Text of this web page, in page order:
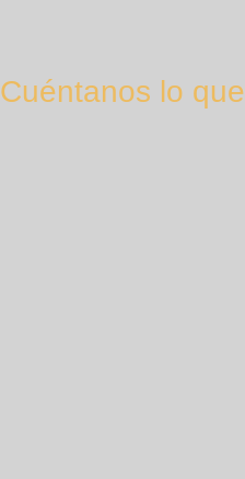
Cuéntanos lo que